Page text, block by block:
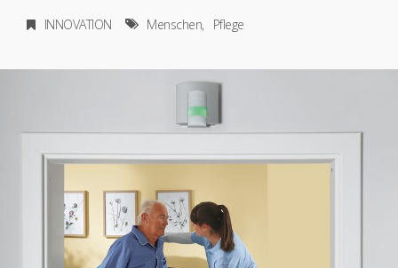
INNOVATION Menschen Pflege